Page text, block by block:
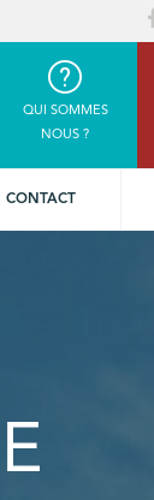
QUI SOMMES
NOUS ?
CONTACT